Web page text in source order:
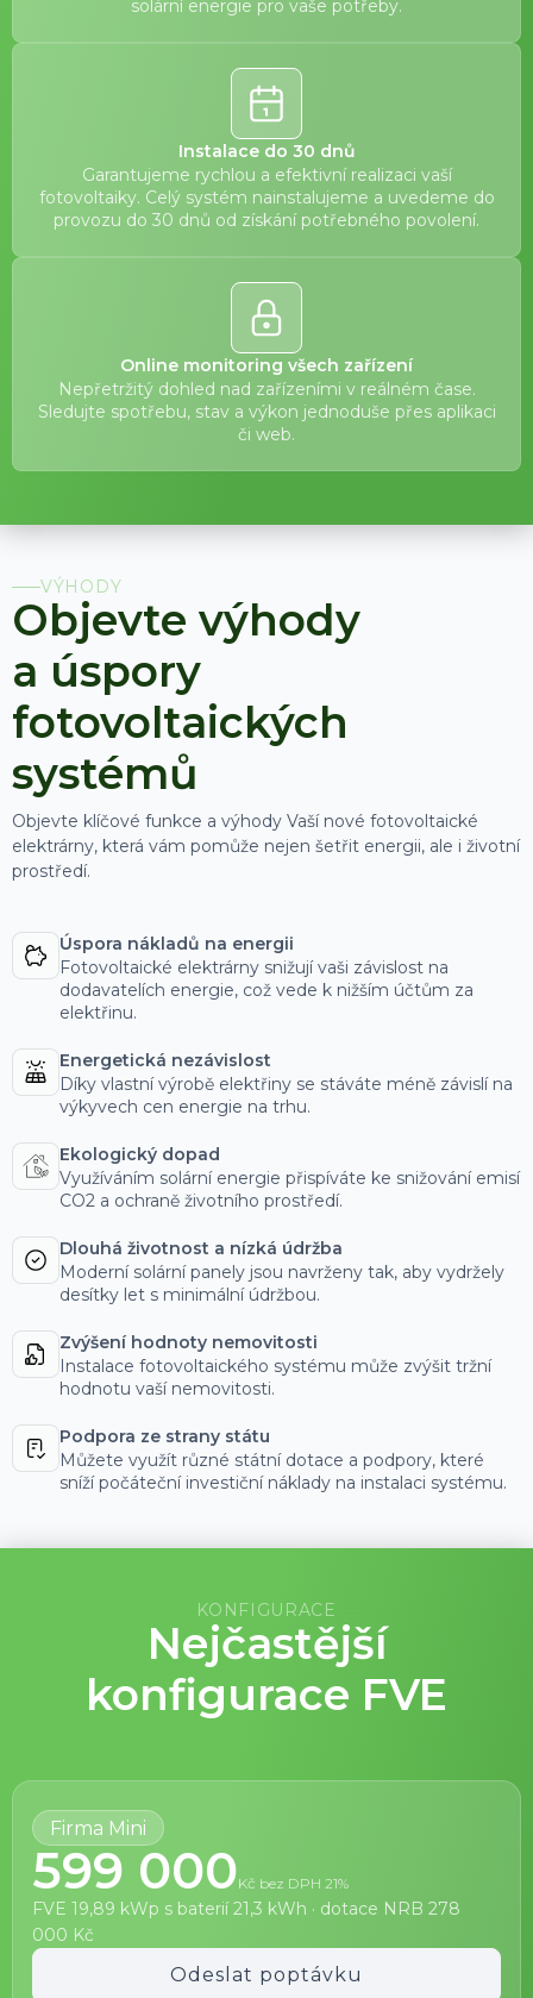
solární energie pro vaše potřeby.
Instalace do 30 dnů
Garantujeme rychlou a efektivní realizaci vaší
fotovoltaiky. Celý systém nainstalujeme a uvedeme do
provozu do 30 dnů od získání potřebného povolení.
Online monitoring všech zařízení
Nepřetržitý dohled nad zařízeními v reálném čase.
Sledujte spotřebu, stav a výkon jednoduše přes aplikaci
či web.
VÝHODY
Objevte výhody
a úspory
fotovoltaických
systémů
Objevte klíčové funkce a výhody Vaší nové fotovoltaické
elektrárny, která vám pomůže nejen šetřit energii, ale i životní
prostředí.
Úspora nákladů na energii
Fotovoltaické elektrárny snižují vaši závislost na
dodavatelích energie, což vede k nižším účtům za
elektřinu.
Energetická nezávislost
Díky vlastní výrobě elektřiny se stáváte méně závislí na
výkyvech cen energie na trhu.
Ekologický dopad
Využíváním solární energie přispíváte ke snižování emisí
CO2 a ochraně životního prostředí.
Dlouhá životnost a nízká údržba
Moderní solární panely jsou navrženy tak, aby vydržely
desítky let s minimální údržbou.
Zvýšení hodnoty nemovitosti
Instalace fotovoltaického systému může zvýšit tržní
hodnotu vaší nemovitosti.
Podpora ze strany státu
Můžete využít různé státní dotace a podpory, které
sníží počáteční investiční náklady na instalaci systému.
KONFIGURACE
Nejčastější
konfigurace FVE
Firma Mini
599 000Kč bez DPH 21%
FVE 19,89 kWp s baterií 21,3 kWh · dotace NRB 278
000 Kč
Odeslat poptávku